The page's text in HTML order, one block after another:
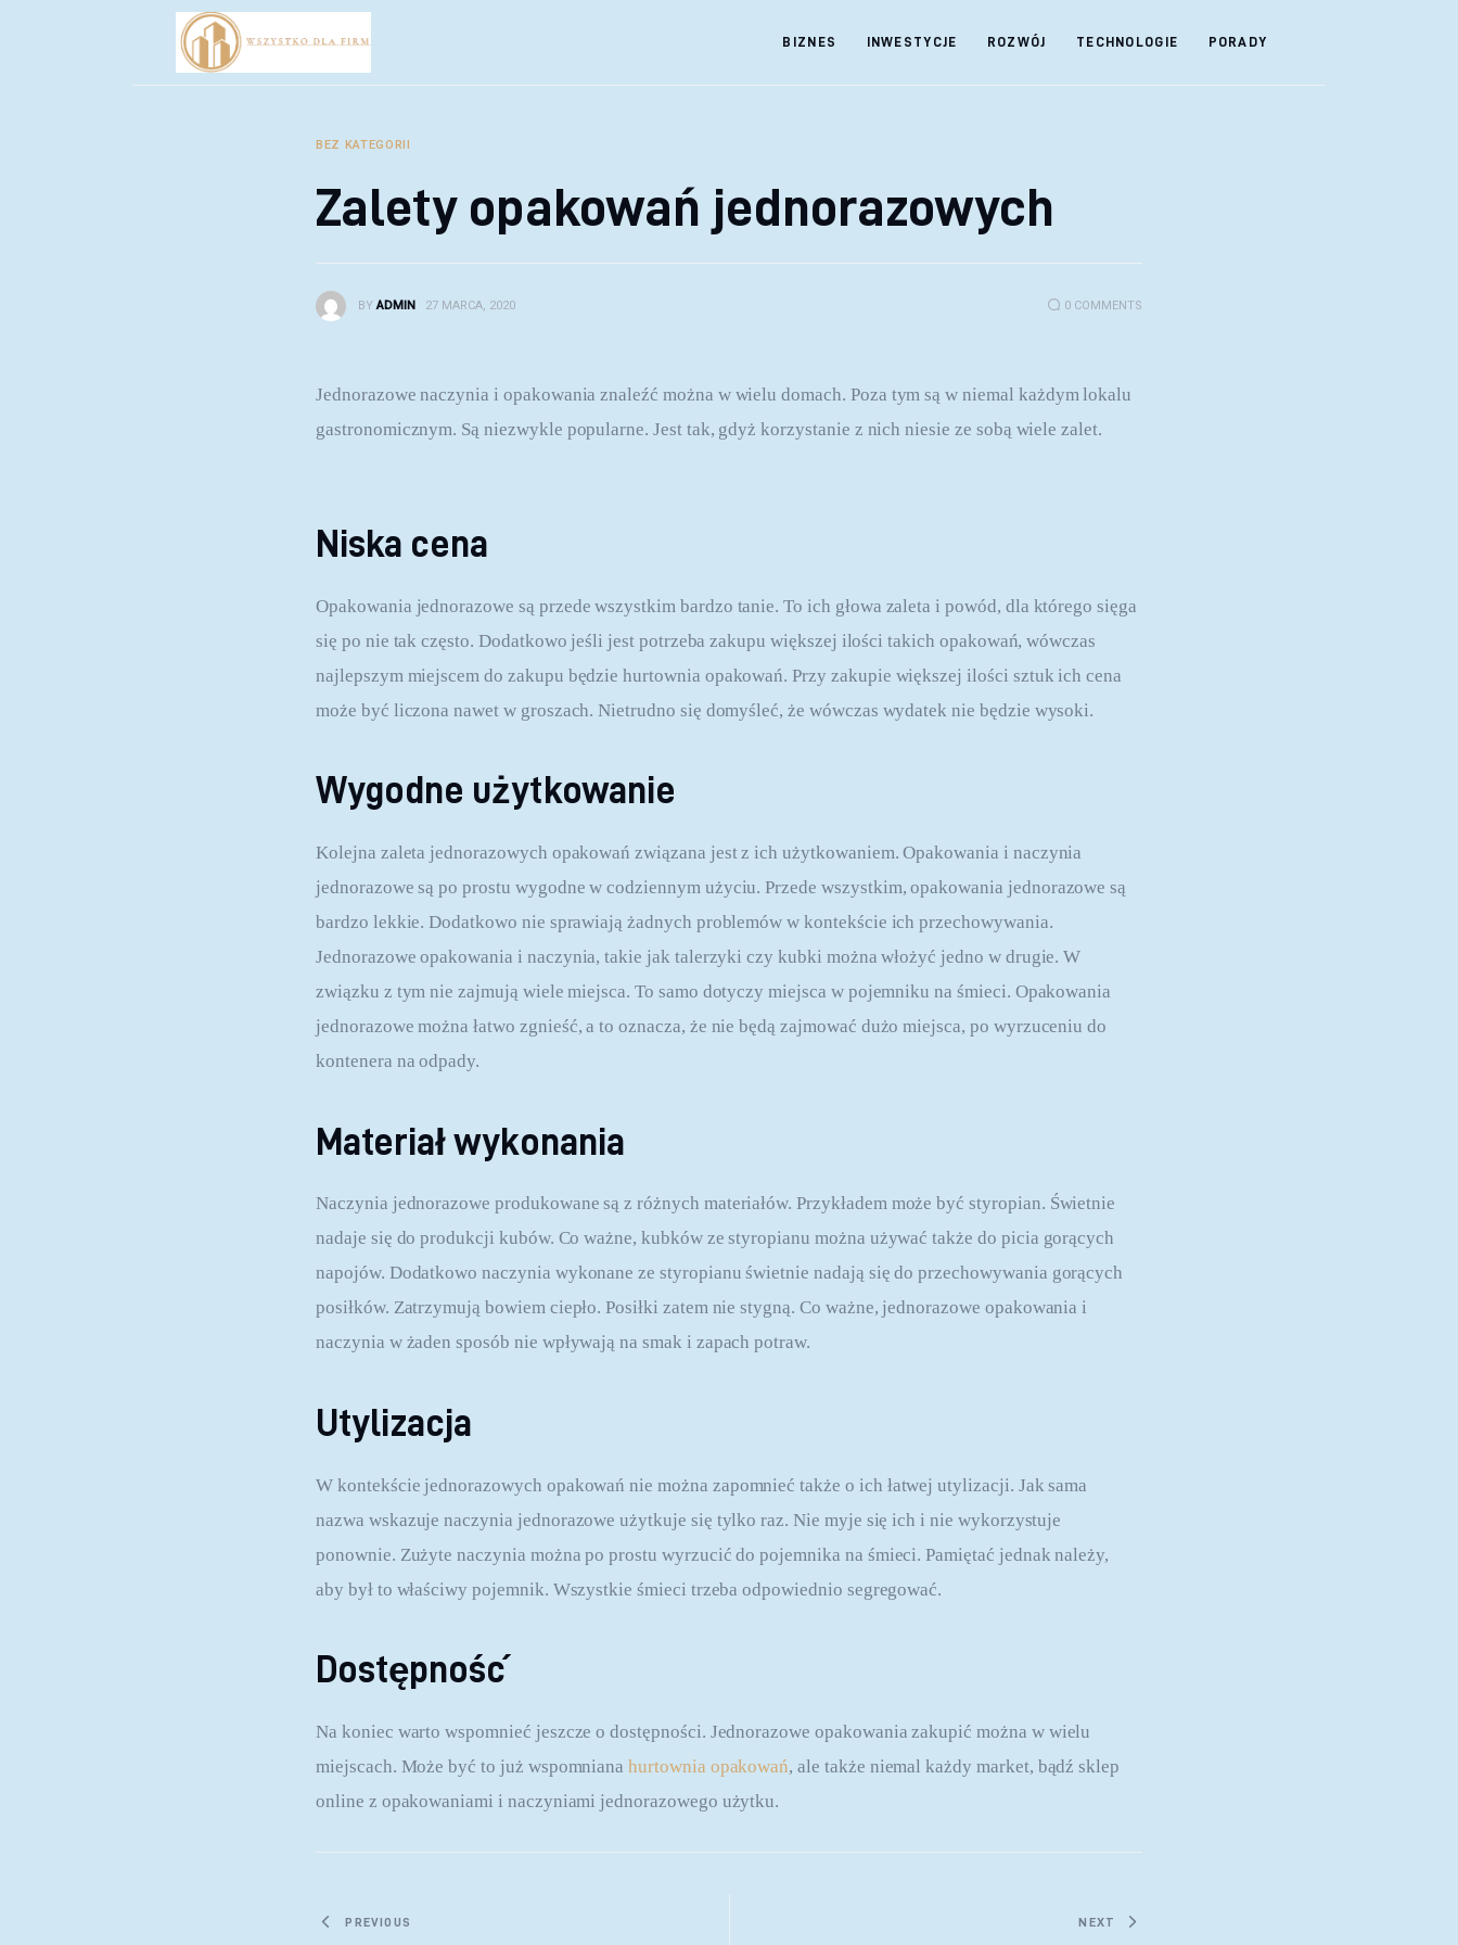
BIZNES INWESTYCJE ROZWÓJ TECHNOLOGIE PORADY
BEZ KATEGORII
Zalety opakowań jednorazowych
BY ADMIN 27 MARCA, 2020 0 COMMENTS
Jednorazowe naczynia i opakowania znaleźć można w wielu domach. Poza tym są w niemal każdym lokalu
gastronomicznym. Są niezwykle popularne. Jest tak, gdyż korzystanie z nich niesie ze sobą wiele zalet.
Niska cena
Opakowania jednorazowe są przede wszystkim bardzo tanie. To ich głowa zaleta i powód, dla którego sięga
się po nie tak często. Dodatkowo jeśli jest potrzeba zakupu większej ilości takich opakowań, wówczas
najlepszym miejscem do zakupu będzie hurtownia opakowań. Przy zakupie większej ilości sztuk ich cena
może być liczona nawet w groszach. Nietrudno się domyśleć, że wówczas wydatek nie będzie wysoki.
Wygodne użytkowanie
Kolejna zaleta jednorazowych opakowań związana jest z ich użytkowaniem. Opakowania i naczynia
jednorazowe są po prostu wygodne w codziennym użyciu. Przede wszystkim, opakowania jednorazowe są
bardzo lekkie. Dodatkowo nie sprawiają żadnych problemów w kontekście ich przechowywania.
Jednorazowe opakowania i naczynia, takie jak talerzyki czy kubki można włożyć jedno w drugie. W
związku z tym nie zajmują wiele miejsca. To samo dotyczy miejsca w pojemniku na śmieci. Opakowania
jednorazowe można łatwo zgnieść, a to oznacza, że nie będą zajmować dużo miejsca, po wyrzuceniu do
kontenera na odpady.
Materiał wykonania
Naczynia jednorazowe produkowane są z różnych materiałów. Przykładem może być styropian. Świetnie
nadaje się do produkcji kubów. Co ważne, kubków ze styropianu można używać także do picia gorących
napojów. Dodatkowo naczynia wykonane ze styropianu świetnie nadają się do przechowywania gorących
posiłków. Zatrzymują bowiem ciepło. Posiłki zatem nie stygną. Co ważne, jednorazowe opakowania i
naczynia w żaden sposób nie wpływają na smak i zapach potraw.
Utylizacja
W kontekście jednorazowych opakowań nie można zapomnieć także o ich łatwej utylizacji. Jak sama
nazwa wskazuje naczynia jednorazowe użytkuje się tylko raz. Nie myje się ich i nie wykorzystuje
ponownie. Zużyte naczynia można po prostu wyrzucić do pojemnika na śmieci. Pamiętać jednak należy,
aby był to właściwy pojemnik. Wszystkie śmieci trzeba odpowiednio segregować.
Dostępność
Na koniec warto wspomnieć jeszcze o dostępności. Jednorazowe opakowania zakupić można w wielu
miejscach. Może być to już wspomniana hurtownia opakowań, ale także niemal każdy market, bądź sklep
online z opakowaniami i naczyniami jednorazowego użytku.
Nawigacja wpisu
PREVIOUS NEXT